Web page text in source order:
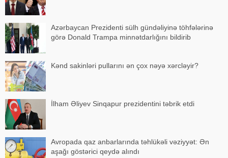
Azərbaycan Prezidenti sülh gündəliyinə töhfələrinə
görə Donald Trampa minnətdarlığını bildirib
Kənd sakinləri pullarını ən çox nəyə xərcləyir?
İlham Əliyev Sinqapur prezidentini təbrik etdi
Avropada qaz anbarlarında təhlükəli vəziyyət: Ən
aşağı göstərici qeydə alındı